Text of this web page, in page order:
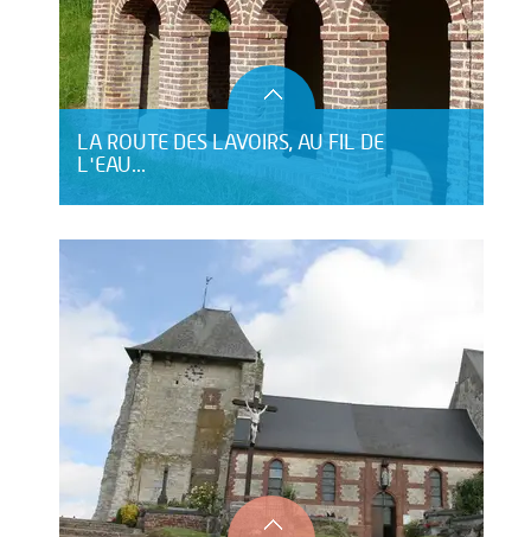
LA ROUTE DES LAVOIRS, AU FIL DE
L'EAU...